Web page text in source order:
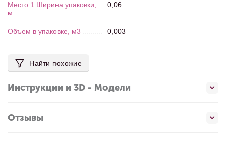
Место 1 Ширина упаковки,
м
0,06
Объем в упаковке, м3 0,003
Найти похожие
Инструкции и 3D - Модели
Отзывы